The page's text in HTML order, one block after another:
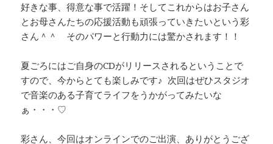
好きな事、得意な事で活躍！そしてこれからはお子さん
とお母さんたちの応援活動も頑張っていきたいという彩
さん＾＾ そのパワーと行動力には驚かされます！！
夏ごろにはご自身のCDがリリースされるということで
すので、今からとても楽しみです♪ 次回はぜひスタジオ
で音楽のある子育てライフをうかがってみたいな
ぁ・・・♡
彩さん、今回はオンラインでのご出演、ありがとうござ